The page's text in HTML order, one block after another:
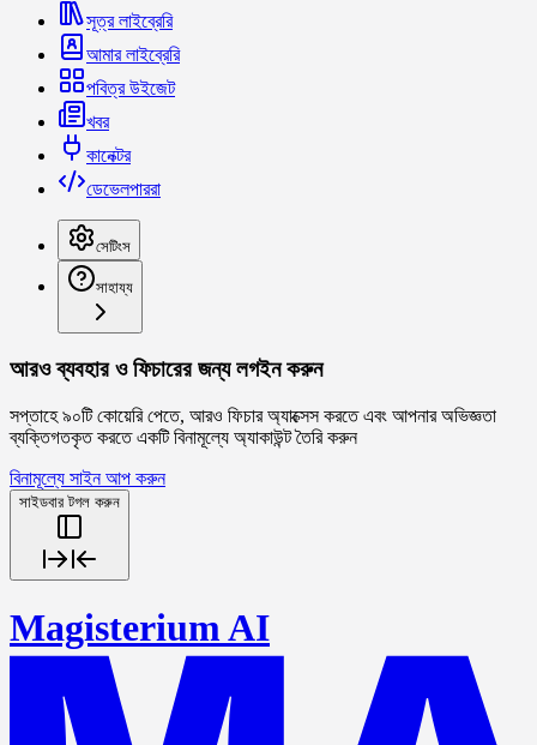
সূত্র লাইব্রেরি
আমার লাইব্রেরি
পবিত্র উইজেট
খবর
কানেক্টর
ডেভেলপাররা
সেটিংস
সাহায্য
আরও ব্যবহার ও ফিচারের জন্য লগইন করুন
সপ্তাহে ৯০টি কোয়েরি পেতে, আরও ফিচার অ্যাক্সেস করতে এবং আপনার অভিজ্ঞতা
ব্যক্তিগতকৃত করতে একটি বিনামূল্যে অ্যাকাউন্ট তৈরি করুন
বিনামূল্যে সাইন আপ করুন
সাইডবার টগল করুন
Magisterium AI